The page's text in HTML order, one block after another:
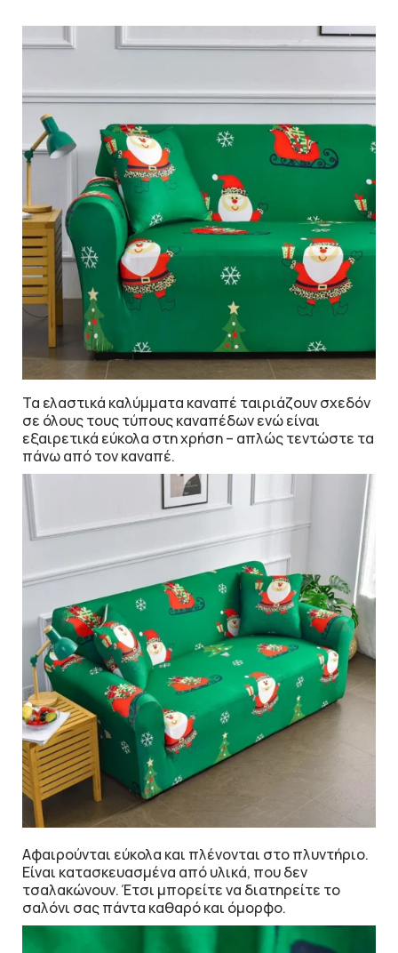
Τα ελαστικά καλύμματα καναπέ ταιριάζουν σχεδόν
σε όλους τους τύπους καναπέδων ενώ είναι
εξαιρετικά εύκολα στη χρήση – απλώς τεντώστε τα
πάνω από τον καναπέ.
Αφαιρούνται εύκολα και πλένονται στο πλυντήριο.
Είναι κατασκευασμένα από υλικά, που δεν
τσαλακώνουν. Έτσι μπορείτε να διατηρείτε το
σαλόνι σας πάντα καθαρό και όμορφο.